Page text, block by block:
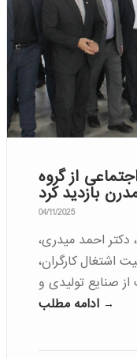
از گروه
بازدید کرد
04/11/2025
دکتر احمد میدری،
اشتغال کارگران،
ادامه مطلب →